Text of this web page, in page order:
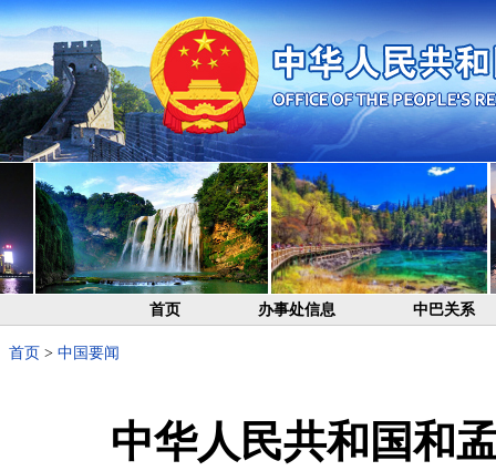
首页 办事处信息 中巴关系
首页 > 中国要闻
中华人民共和国和